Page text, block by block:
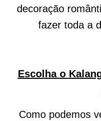
decoração
fazer toda a
Escolha o
Como podemos